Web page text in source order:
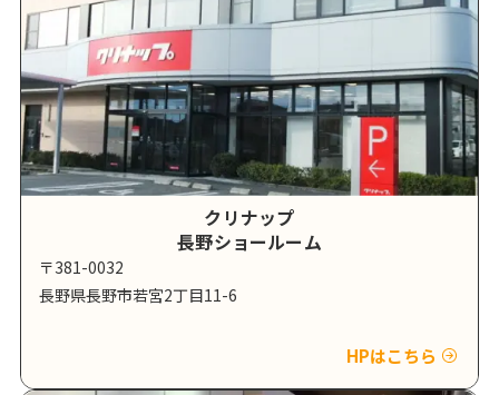
クリナップ
長野ショールーム
〒381-0032
長野県長野市若宮2丁目11-6
HPはこちら